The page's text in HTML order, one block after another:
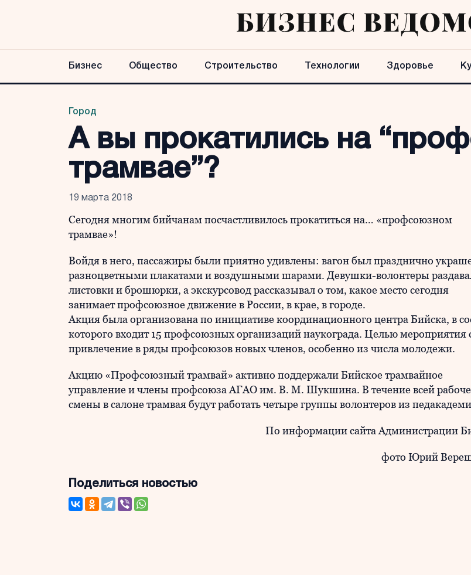
Бизнес Общество Строительство Технологии Здоровье
Город
А вы прокатились на
трамвае”?
19 марта 2018
Сегодня многим бийчанам посчастливилось прокатиться на… «профсоюзном
трамвае»!
Войдя в него, пассажиры были приятно удивлены: вагон был празднично
разноцветными плакатами и воздушными шарами. Девушки-волонтеры
листовки и брошюрки, а экскурсовод рассказывал о том, какое место сегодня
занимает профсоюзное движение в России, в крае, в городе.
Акция была организована по инициативе координационного центра Бийска, в
которого входит 15 профсоюзных организаций наукограда. Целью мероприятия
привлечение в ряды профсоюзов новых членов, особенно из числа молодежи.
Акцию «Профсоюзный трамвай» активно поддержали Бийское трамвайное
управление и члены профсоюза АГАО им. В. М. Шукшина. В течение всей
смены в салоне трамвая будут работать четыре группы волонтеров из
По информации сайта Администрации
фото Юрий
Поделиться новостью